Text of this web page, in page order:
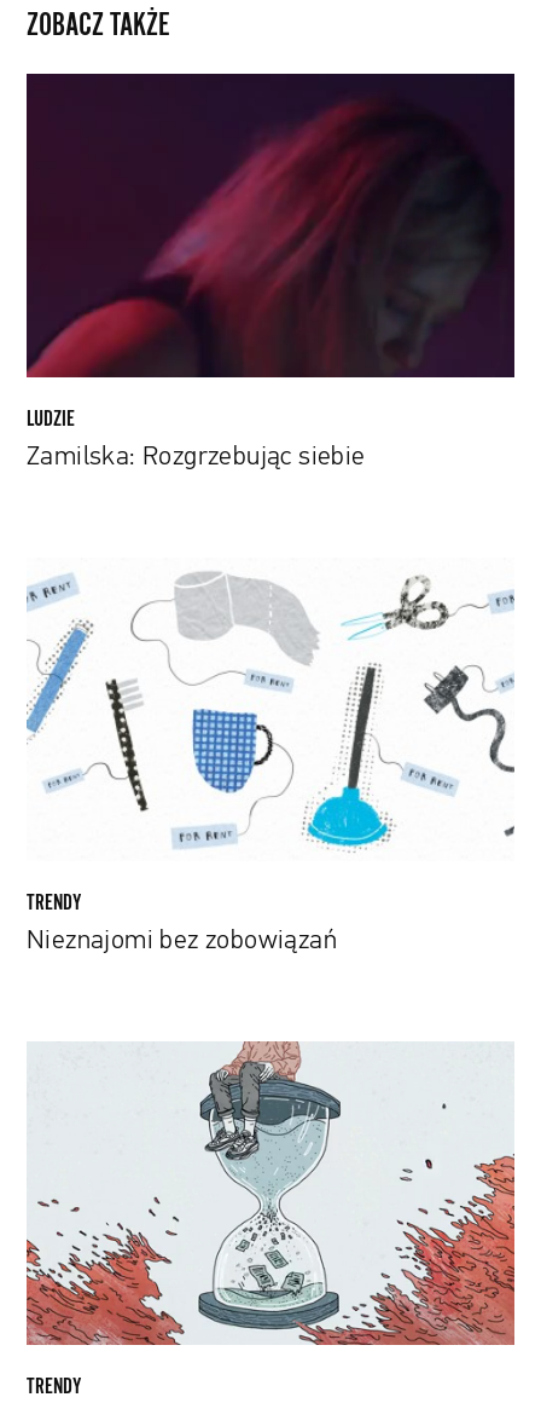
ZOBACZ TAKŻE
LUDZIE
Zamilska: Rozgrzebując siebie
Nieznajomi
bez
zobowiązań
TRENDY
Nieznajomi bez zobowiązań
można
zostać
znanym
muzykiem?
TRENDY